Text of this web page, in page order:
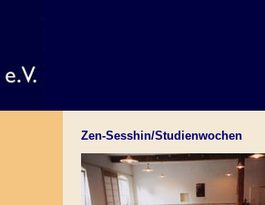
Zen-Sesshin/Studienwochen